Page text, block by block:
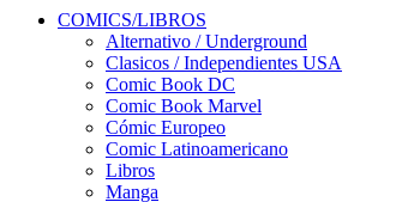
COMICS/LIBROS
Alternativo / Underground
Clasicos / Independientes USA
Comic Book DC
Comic Book Marvel
Cómic Europeo
Comic Latinoamericano
Libros
Manga